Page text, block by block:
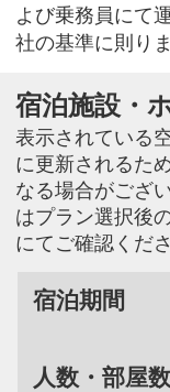
よび乗務員にて
社の基準に則りま
宿泊施設・
表示されている
に更新されるた
なる場合がござ
はプラン選択後
にてご確認くださ
宿泊期間
人数・部屋数